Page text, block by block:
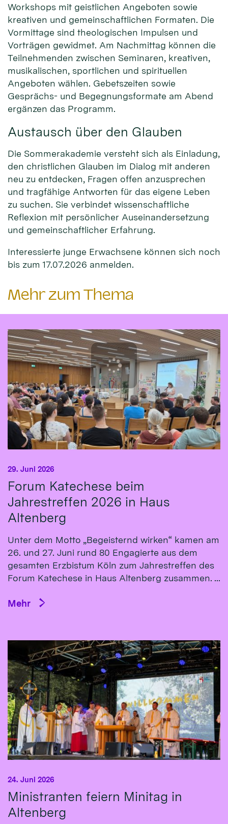
Workshops mit geistlichen Angeboten sowie
kreativen und gemeinschaftlichen Formaten. Die
Vormittage sind theologischen Impulsen und
Vorträgen gewidmet. Am Nachmittag können die
Teilnehmenden zwischen Seminaren, kreativen,
musikalischen, sportlichen und spirituellen
Angeboten wählen. Gebetszeiten sowie
Gesprächs- und Begegnungsformate am Abend
ergänzen das Programm.
Austausch über den Glauben
Die Sommerakademie versteht sich als Einladung,
den christlichen Glauben im Dialog mit anderen
neu zu entdecken, Fragen offen anzusprechen
und tragfähige Antworten für das eigene Leben
zu suchen. Sie verbindet wissenschaftliche
Reflexion mit persönlicher Auseinandersetzung
und gemeinschaftlicher Erfahrung.
Interessierte junge Erwachsene können sich noch
bis zum 17.07.2026 anmelden.
Mehr zum Thema
Forum Katechese beim
Jahrestreffen 2026 in Haus
Altenberg
29. Juni 2026
Unter dem Motto „Begeisternd wirken“ kamen am
26. und 27. Juni rund 80 Engagierte aus dem
gesamten Erzbistum Köln zum Jahrestreffen des
Forum Katechese in Haus Altenberg zusammen. ...
Mehr
Ministranten feiern Minitag in
Altenberg
24. Juni 2026